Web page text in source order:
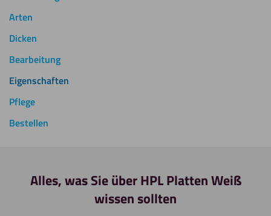
Arten
Dicken
Bearbeitung
Eigenschaften
Pflege
Bestellen
Alles, was Sie über HPL Platten Weiß
wissen sollten